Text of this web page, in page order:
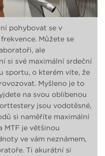
pohybovat se v
Můžete se
ale
si své maximální srdeční
sportu, o kterém víte, že
Myšleno je to
na svou oblíbenou
jsou vodotěsné,
si naměříte maximální
MTF je většinou
ve vám neznámem,
Ti akurátní si